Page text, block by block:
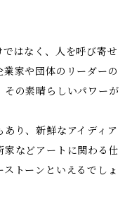
はなく、人を呼び寄せ
家や団体のリーダーの
の素晴らしいパワーが
り、新鮮なアイディア
家などアートに関わる仕
トーンといえるでしょ